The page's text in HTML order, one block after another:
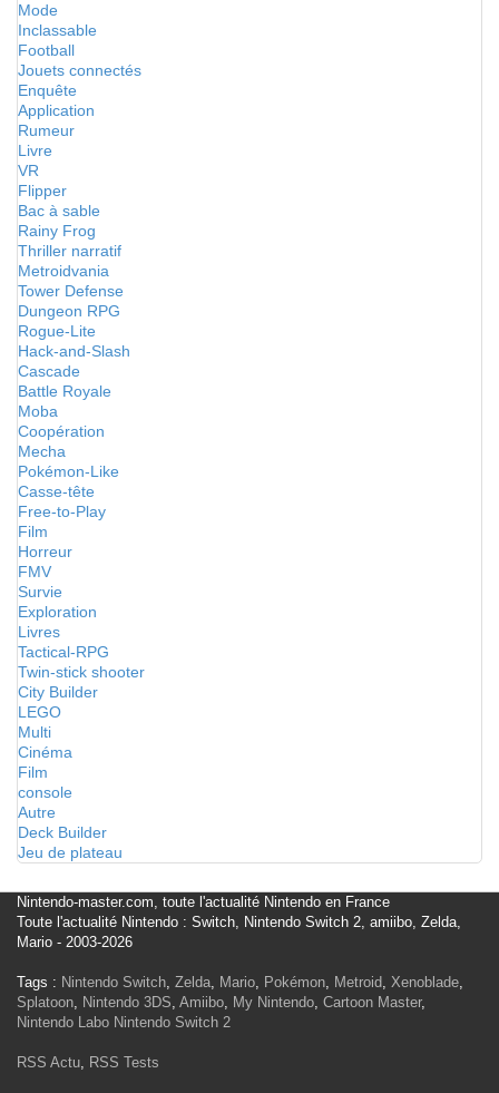
Mode
Inclassable
Football
Jouets connectés
Enquête
Application
Rumeur
Livre
VR
Flipper
Bac à sable
Rainy Frog
Thriller narratif
Metroidvania
Tower Defense
Dungeon RPG
Rogue-Lite
Hack-and-Slash
Cascade
Battle Royale
Moba
Coopération
Mecha
Pokémon-Like
Casse-tête
Free-to-Play
Film
Horreur
FMV
Survie
Exploration
Livres
Tactical-RPG
Twin-stick shooter
City Builder
LEGO
Multi
Cinéma
Film
console
Autre
Deck Builder
Jeu de plateau
Nintendo-master.com, toute l'actualité Nintendo en France
Toute l'actualité Nintendo : Switch, Nintendo Switch 2, amiibo, Zelda,
Mario - 2003-2026
Tags : Nintendo Switch, Zelda, Mario, Pokémon, Metroid, Xenoblade,
Splatoon, Nintendo 3DS, Amiibo, My Nintendo, Cartoon Master,
Nintendo Labo Nintendo Switch 2
RSS Actu, RSS Tests